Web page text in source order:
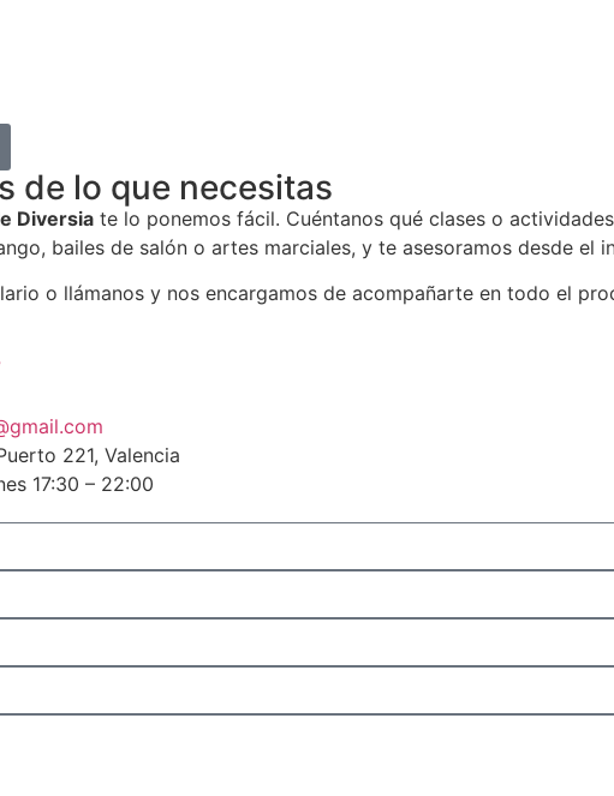
de lo que necesitas
Diversia te lo ponemos fácil. Cuéntanos qué clases o
bailes de salón o artes marciales, y te asesoramos desde el
o llámanos y nos encargamos de acompañarte en todo el
221, Valencia
17:30 – 22:00